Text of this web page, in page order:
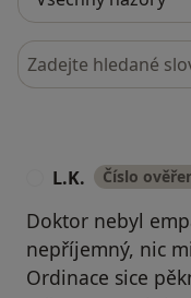
Hledejte v názorech
L.K. Číslo
Doktor nebyl
nepříjemný, nic
Ordinace sice